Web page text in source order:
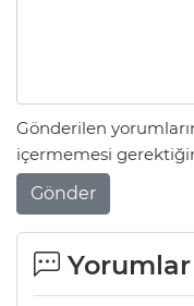
Gönderilen
içermemesi
Gönder